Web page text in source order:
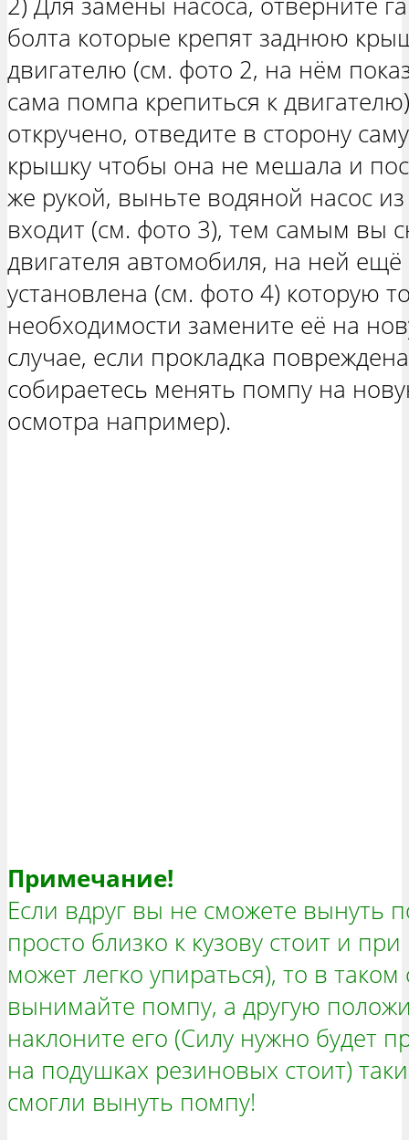
болта которые крепят заднюю
двигателю (см. фото 2, на нём
сама помпа крепиться к
откручено, отведите в сторону
крышку чтобы она не мешала и
же рукой, выньте водяной насос
входит (см. фото 3), тем самым вы
двигателя автомобиля, на ней ещё
установлена (см. фото 4) которую
необходимости замените её на
случае, если прокладка
собираетесь менять помпу на
осмотра например).
Примечание!
Если вдруг вы не сможете вынуть
просто близко к кузову стоит и
может легко упираться), то в
вынимайте помпу, а другую
наклоните его (Силу нужно будет
на подушках резиновых стоит)
смогли вынуть помпу!